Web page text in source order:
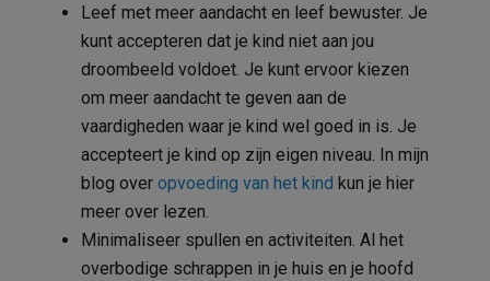
Leef met meer aandacht en leef bewuster. Je
kunt accepteren dat je kind niet aan jou
droombeeld voldoet. Je kunt ervoor kiezen
om meer aandacht te geven aan de
vaardigheden waar je kind wel goed in is. Je
accepteert je kind op zijn eigen niveau. In mijn
blog over opvoeding van het kind kun je hier
meer over lezen.
Minimaliseer spullen en activiteiten. Al het
overbodige schrappen in je huis en je hoofd